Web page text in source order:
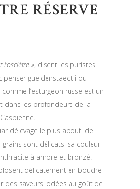
RÉSERVE
l’osciètre », disent les puristes.
gueldenstaedtii ou
l’esturgeon russe est un
dans les profondeurs de la
délevage le plus abouti de
grains sont délicats, sa couleur
à ambre et bronzé.
délicatement en bouche
des saveurs iodées au goût de